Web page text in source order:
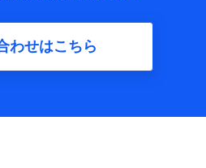
わせはこちら